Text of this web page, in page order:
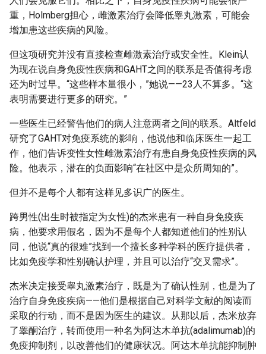
重，Holmberg担心，雌激素治疗会降低睾丸激素，可能会
增加患这些疾病的风险。
但这项研究并没有直接检查雌激素治疗或安全性。Klein认
为现在说自身免疫性疾病和GAHT之间的联系是否值得考虑
还为时过早。“这些样本量很小，”她说——23人不算多。“这
表明需要进行更多的研究。”
一些医生已经警告他们的病人注意两者之间的联系。Altfeld
研究了GAHT对免疫系统的影响，他说他和临床医生一起工
作，他们告诉变性女性雌激素治疗有患自身免疫性疾病的风
险。他表示，潜在的负面影响“在社区中是众所周知的”。
但并不是每个人都有这样见多识广的医生。
跨男性(出生时被指定为女性)的杰米患有一种自身免疫疾
病，他要求用假名，因为不是每个人都知道他们的性别认
同，他说“真的很难”找到一个擅长多种学科的医疗提供者，
比如免疫学和性别确认护理，并且可以治疗“交叉需求”。
杰米决定接受睾丸激素治疗，既是为了确认性别，也是为了
治疗自身免疫疾病——他们是根据自己对科学文献的阅读而
采取的行动，而不是因为医生的建议。从那以后，杰米放弃
了睾酮治疗，转而使用一种名为阿达木单抗(adalimumab)的
免疫抑制剂，以改善他们的健康状况。阿达木单抗能抑制肿